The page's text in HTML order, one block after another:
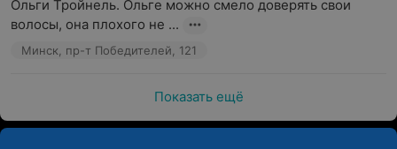
Ольги Тройнель. Ольге можно смело доверять свои
волосы, она плохого не ...
Минск, пр-т Победителей, 121
Показать ещё